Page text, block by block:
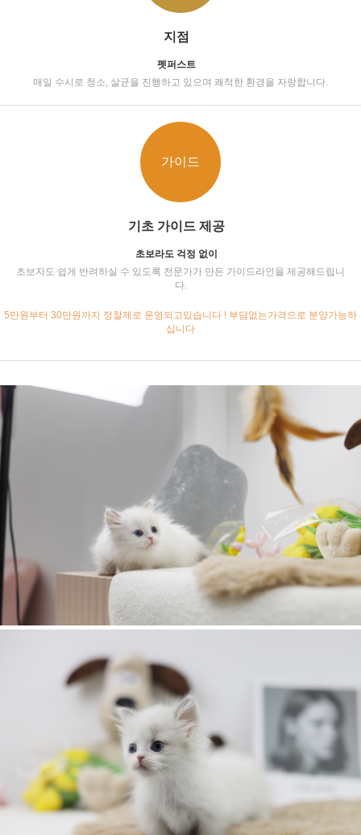
지점
펫퍼스트
매일 수시로 청소, 살균을 진행하고 있으며 쾌적한 환경을 자랑합니다.
가이드
기초 가이드 제공
초보라도 걱정 없이
초보자도 쉽게 반려하실 수 있도록 전문가가 만든 가이드라인을 제공해드립니
다.
5만원부터 30만원까지 정찰제로 운영되고있습니다 ! 부담없는가격으로 분양가능하
십니다